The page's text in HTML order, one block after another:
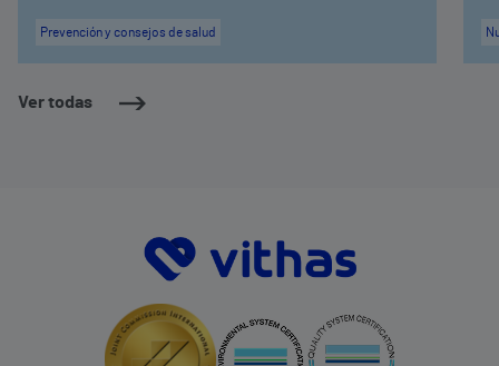
Ver todas
Prevención y consejos de salud